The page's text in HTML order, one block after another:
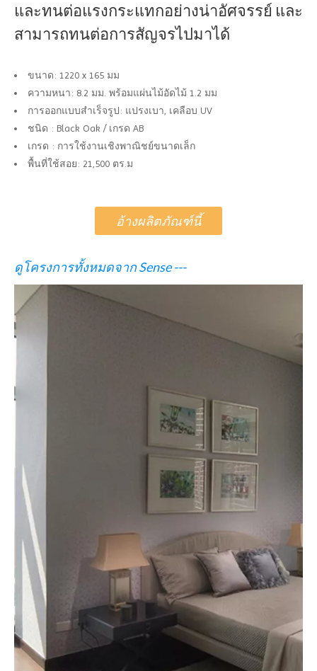
และทนต่อแรงกระแทกอย่างน่าอัศจรรย์ และ
สามารถทนต่อการสัญจรไปมาได้
ขนาด: 1220 x 165 มม
ความหนา: 8.2 มม. พร้อมแผ่นไม้อัดไม้ 1.2 มม
การออกแบบสำเร็จรูป: แปรงเบา, เคลือบ UV
ชนิด : Black Oak / เกรด AB
เกรด : การใช้งานเชิงพาณิชย์ขนาดเล็ก
พื้นที่ใช้สอย: 21,500 ตร.ม
อ้างผลิตภัณฑ์นี้
ดูโครงการทั้งหมดจาก Sense ---